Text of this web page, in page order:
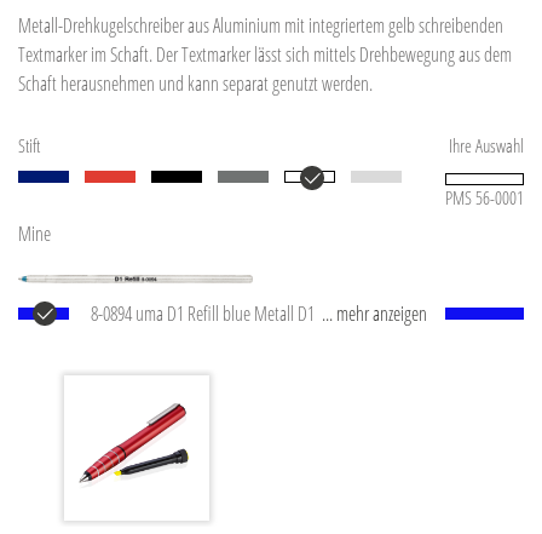
Metall-Drehkugelschreiber aus Aluminium mit integriertem gelb schreibenden
Textmarker im Schaft. Der Textmarker lässt sich mittels Drehbewegung aus dem
Schaft herausnehmen und kann separat genutzt werden.
Ihre Auswahl
Stift
PMS 56-0001
Mine
8-0894 uma D1 Refill blue Metall D1 Mine mit
Schreibleistung: ca. 600 m.
... mehr anzeigen